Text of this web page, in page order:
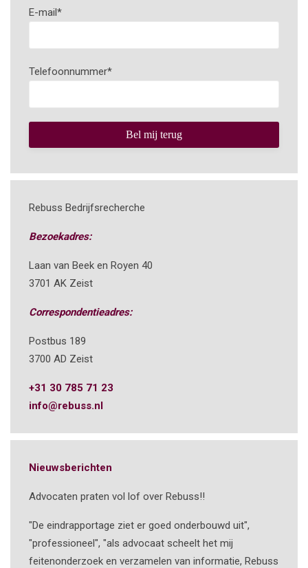
E-mail*
Telefoonnummer*
Rebuss Bedrijfsrecherche
Bezoekadres:
Laan van Beek en Royen 40
3701 AK Zeist
Correspondentieadres:
Postbus 189
3700 AD Zeist
+31 30 785 71 23
info@rebuss.nl
Nieuwsberichten
Advocaten praten vol lof over Rebuss!!
"De eindrapportage ziet er goed onderbouwd uit",
"professioneel", "als advocaat scheelt het mij
feitenonderzoek en verzamelen van informatie, Rebuss